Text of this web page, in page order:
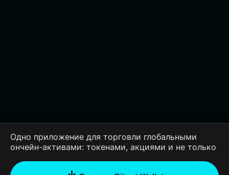
Одно приложение для торговли глобальными
ончейн-активами: токенами, акциями и не только